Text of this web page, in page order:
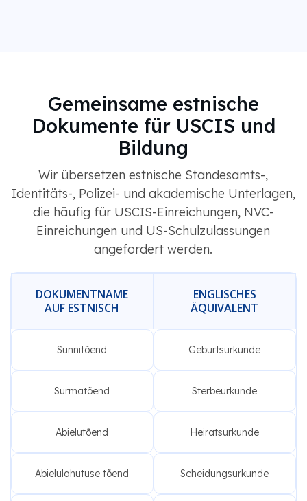
Gemeinsame estnische
Dokumente für USCIS und
Bildung
Wir übersetzen estnische Standesamts-,
Identitäts-, Polizei- und akademische Unterlagen,
die häufig für USCIS-Einreichungen, NVC-
Einreichungen und US-Schulzulassungen
angefordert werden.
DOKUMENTNAME
AUF ESTNISCH
ENGLISCHES
ÄQUIVALENT
Sünnitõend Geburtsurkunde
Surmatõend Sterbeurkunde
Abielutõend Heiratsurkunde
Abielulahutuse tõend Scheidungsurkunde